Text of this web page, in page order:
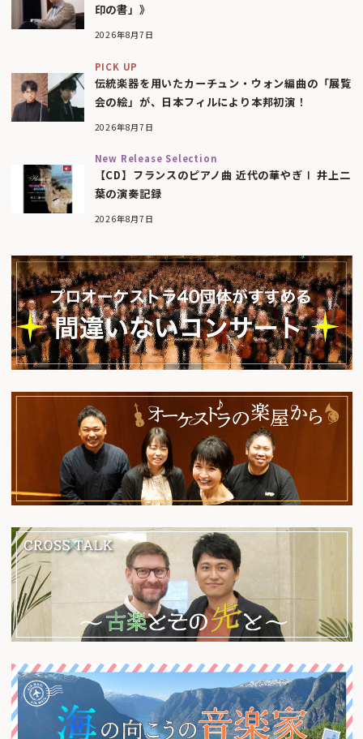
印の書」》
2026年8月7日
PICK UP
伝統楽器を用いたカーチュン・ウォン編曲の「展覧
会の絵」が、日本フィルにより本邦初演！
2026年8月7日
New Release Selection
【CD】フランスのピアノ曲 近代の華やぎⅠ 井上二
葉の演奏記録
2026年8月7日